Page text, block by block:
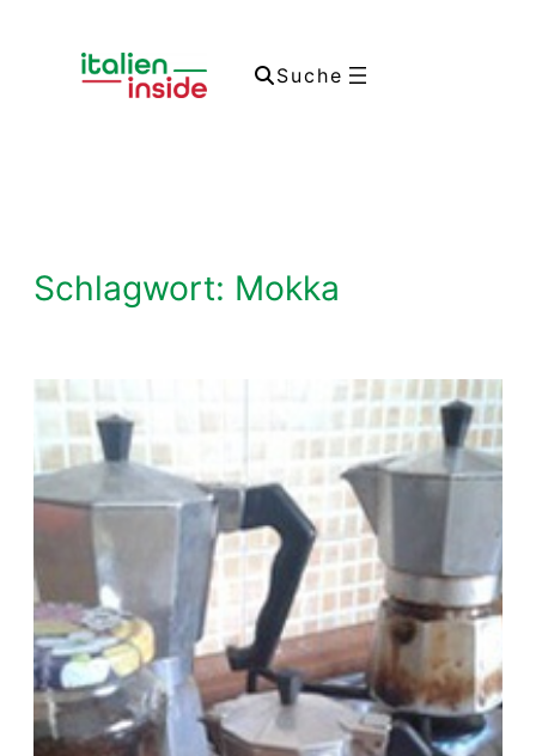
springen
Suche
Schlagwort: Mokka